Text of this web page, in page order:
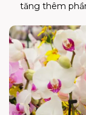
tăng thêm